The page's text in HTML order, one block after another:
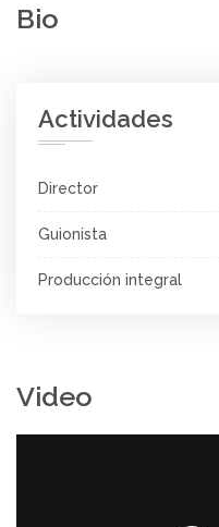
Bio
Actividades
Director
Guionista
Producción integral
Video